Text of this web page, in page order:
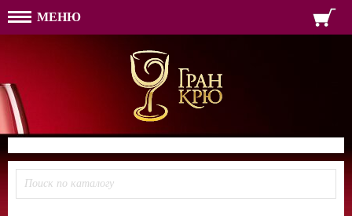
МЕНЮ
ПАРОЛЬ
ФОРМА ОБРАТНОЙ
ТЕЛЕФОН:
ИМЯ
ПАРОЛЬ